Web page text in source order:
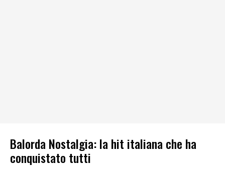
Balorda Nostalgia: la hit italiana che ha
conquistato tutti